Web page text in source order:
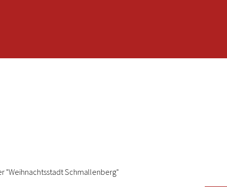
"Weihnachtsstadt Schmallenberg"